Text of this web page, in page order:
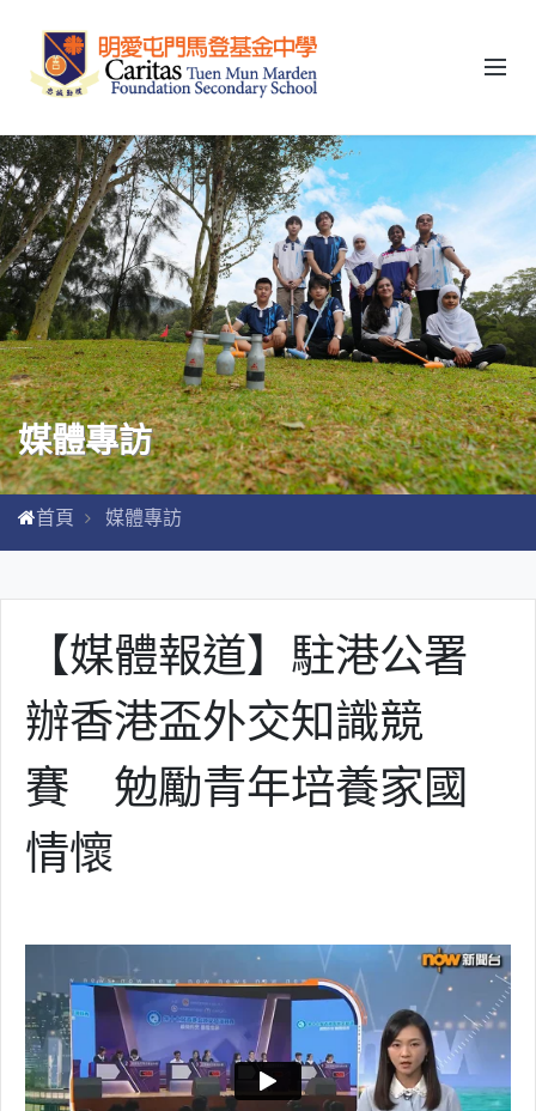
媒體專訪
首頁 媒體專訪
【媒體報道】駐港公署
辦香港盃外交知識競
賽 勉勵青年培養家國
情懷